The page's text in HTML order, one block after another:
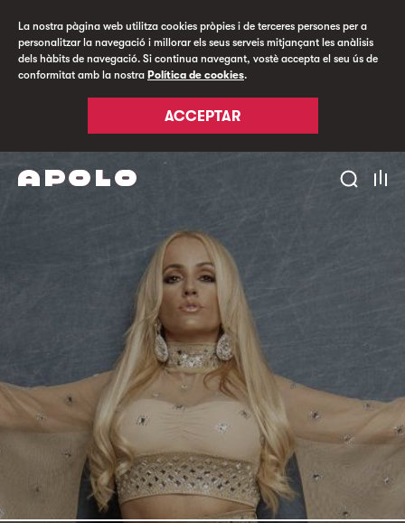
La nostra pàgina web utilitza cookies pròpies i de terceres persones per a
personalitzar la navegació i millorar els seus serveis mitjançant les anàlisis
dels hàbits de navegació. Si continua navegant, vostè accepta el seu ús de
conformitat amb la nostra Política de cookies.
ACCEPTAR